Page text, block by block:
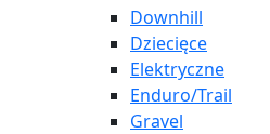
Downhill
Dziecięce
Elektryczne
Enduro/Trail
Gravel